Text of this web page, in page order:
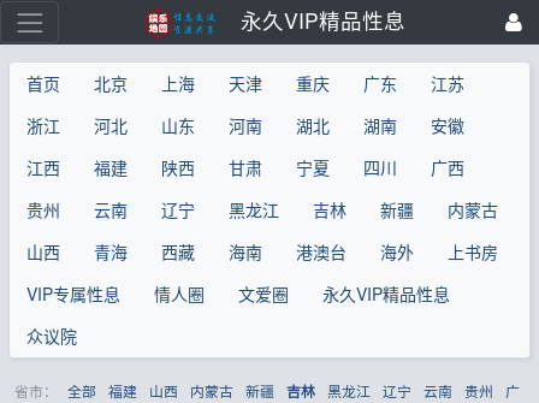
永久VIP精品性息
首页 北京 上海 天津 重庆 广东
江苏
浙江
河北 山东 河南 湖北 湖南
安徽
江西
福建 陕西 甘肃 宁夏 四川
广西
贵州
云南 辽宁 黑龙江 吉林 新疆
内蒙古
山西
青海 西藏 海南 港澳台 海外
上书房
VIP专属性息
情人圈 文爱圈
永久VIP精品性息
众议院
省市： 全部 福建 山西 内蒙古 新疆 吉林 黑龙江 辽宁 云南 贵州
广